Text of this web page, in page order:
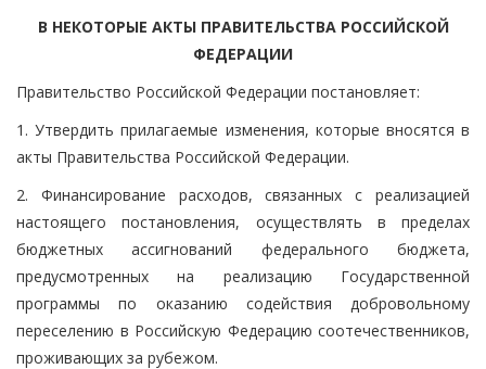
В НЕКОТОРЫЕ АКТЫ ПРАВИТЕЛЬСТВА РОССИЙСКОЙ
ФЕДЕРАЦИИ
Правительство Российской Федерации постановляет:
1. Утвердить прилагаемые изменения, которые вносятся в
акты Правительства Российской Федерации.
2. Финансирование расходов, связанных с реализацией
настоящего постановления, осуществлять в пределах
бюджетных ассигнований федерального бюджета,
предусмотренных на реализацию Государственной
программы по оказанию содействия добровольному
переселению в Российскую Федерацию соотечественников,
проживающих за рубежом.